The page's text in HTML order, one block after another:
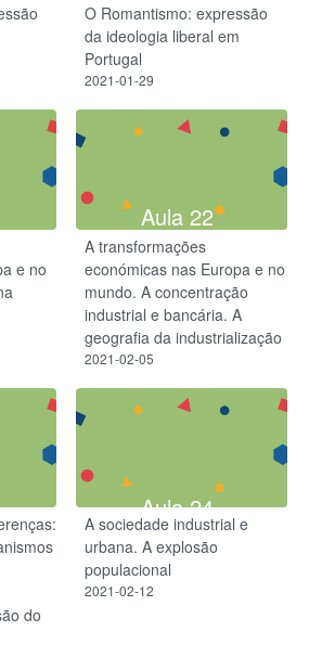
O Romantismo: expressão
da ideologia liberal em
Portugal
2021-01-29
e no
Aula 22
A transformações
económicas nas Europa e no
mundo. A concentração
industrial e bancária. A
geografia da industrialização
2021-02-05
do
Aula 24
A sociedade industrial e
urbana. A explosão
populacional
2021-02-12